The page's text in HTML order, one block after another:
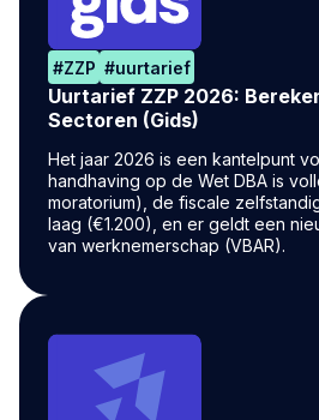
#ZZP #uurtarief
Uurtarief ZZP 2026:
Sectoren (Gids)
Het jaar 2026 is een kantelpunt
handhaving op de Wet DBA is
moratorium), de fiscale
laag (€1.200), en er geldt een
van werknemerschap (VBAR).